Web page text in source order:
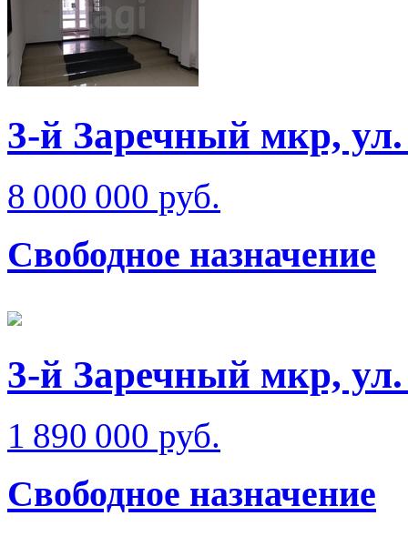
3-й Заречный мкр,
8 000 000 руб.
Свободное назначение
3-й Заречный мкр,
1 890 000 руб.
Свободное назначение